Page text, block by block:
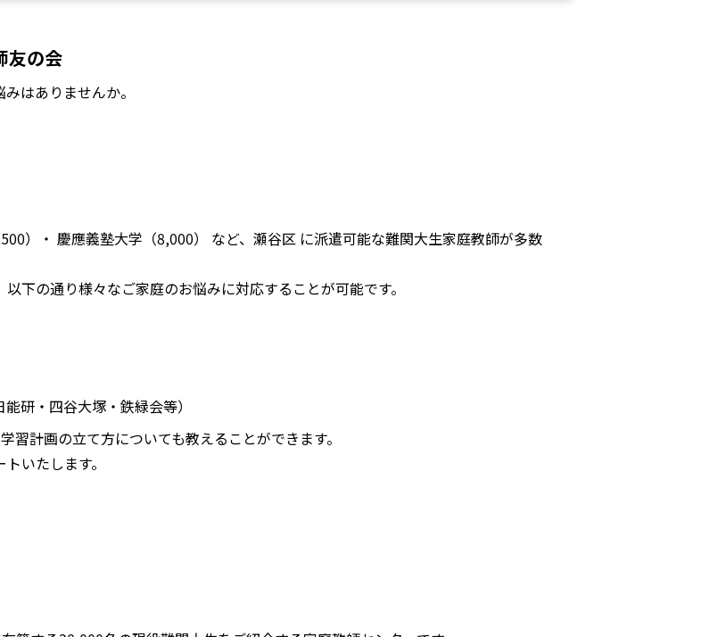
友の会
はありませんか。
）・ 慶應義塾大学（8,000） など、瀬谷区 に派遣可能な難関大生家庭教師が多数
下の通り様々なご家庭のお悩みに対応することが可能です。
研・四谷大塚・鉄緑会等）
計画の立て方についても教えることができます。
いたします。